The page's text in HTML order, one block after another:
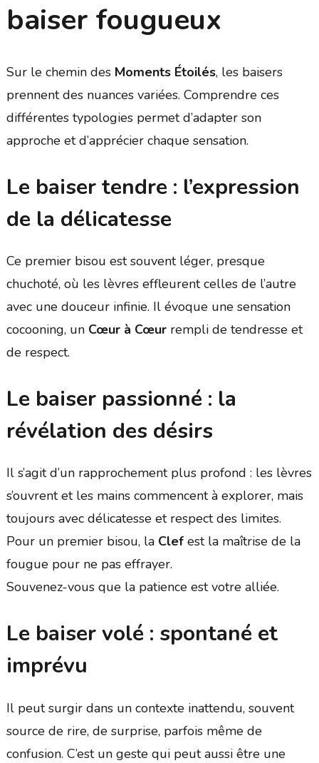
baiser fougueux
Sur le chemin des Moments Étoilés, les baisers
prennent des nuances variées. Comprendre ces
différentes typologies permet d’adapter son
approche et d’apprécier chaque sensation.
Le baiser tendre : l’expression
de la délicatesse
Ce premier bisou est souvent léger, presque
chuchoté, où les lèvres effleurent celles de l’autre
avec une douceur infinie. Il évoque une sensation
cocooning, un Cœur à Cœurrempli de tendresse et
de respect.
Le baiser passionné : la
révélation des désirs
Il s’agit d’un rapprochement plus profond : les lèvres
s’ouvrent et les mains commencent à explorer, mais
toujours avec délicatesse et respect des limites.
Pour un premier bisou, la Clefest la maîtrise de la
fougue pour ne pas effrayer.
Souvenez-vous que la patience est votre alliée.
Le baiser volé : spontané et
imprévu
Il peut surgir dans un contexte inattendu, souvent
source de rire, de surprise, parfois même de
confusion. C’est un geste qui peut aussi être une